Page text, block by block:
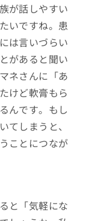
が話しやすい
いですね。患
は言いづらい
があると聞い
ネさんに「あ
けど軟膏もら
んです。もし
てしまうと、
ことにつなが
と「気軽にな